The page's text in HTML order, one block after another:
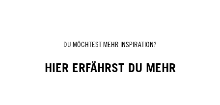
DU MÖCHTEST MEHR INSPIRATION?
HIER ERFÄHRST DU MEHR